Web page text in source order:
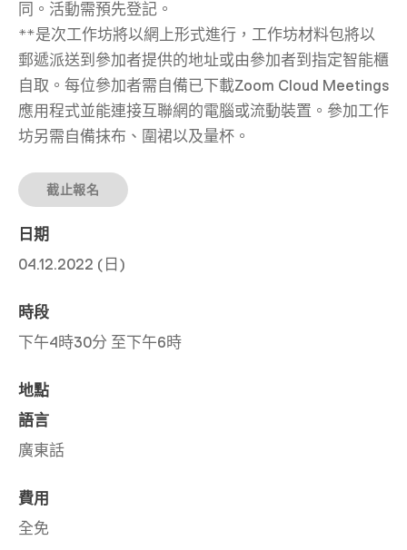
同。活動需預先登記。
**是次工作坊將以網上形式進行，工作坊材料包將以
郵遞派送到參加者提供的地址或由參加者到指定智能櫃
自取。每位參加者需自備已下載Zoom Cloud Meetings
應用程式並能連接互聯網的電腦或流動裝置。參加工作
坊另需自備抹布、圍裙以及量杯。
截止報名
日期
04.12.2022 (日)
時段
下午4時30分 至下午6時
地點
語言
廣東話
費用
全免